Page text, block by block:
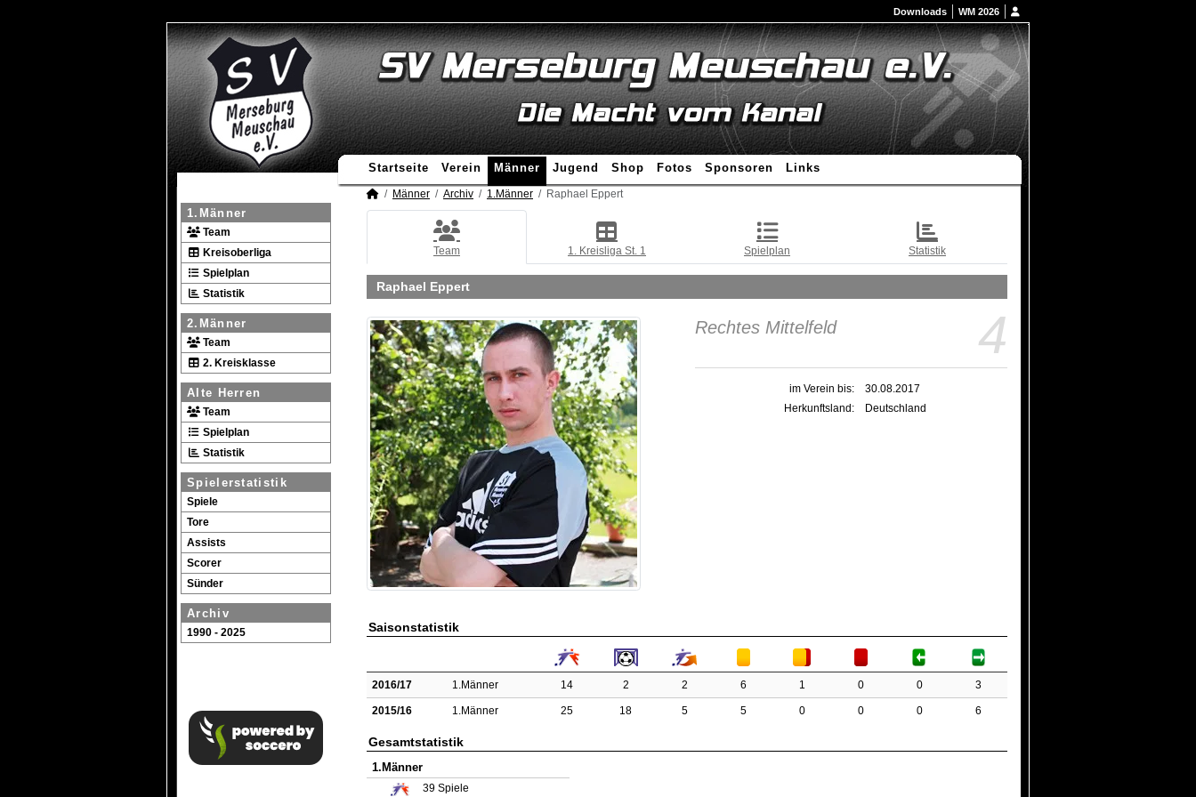
Downloads WM 2026
Startseite Verein Männer Jugend Shop Fotos Sponsoren Links
1.Männer
Team
Kreisoberliga
Spielplan
Statistik
2.Männer
Team
2. Kreisklasse
Alte Herren
Team
Spielplan
Statistik
Spielerstatistik
Spiele
Tore
Assists
Scorer
Sünder
Archiv
1990 - 2025
Männer Archiv 1.Männer Raphael Eppert
Team 1. Kreisliga St. 1 Spielplan Statistik
Raphael Eppert
4
Rechtes Mittelfeld
im Verein bis:
30.08.2017
Herkunftsland:
Deutschland
Saisonstatistik
2016/17 1.Männer 14 2 2 6 1 0 0 3
2015/16 1.Männer 25 18 5 5 0 0 0 6
Gesamtstatistik
1.Männer
39 Spiele